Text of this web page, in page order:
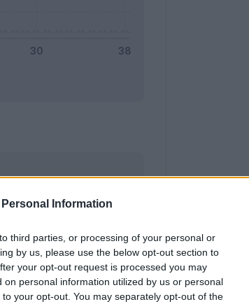
Information
third parties, or processing of your personal or
by us, please use the below opt-out section to
your opt-out request is processed you may
personal information utilized by us or personal
your opt-out. You may separately opt-out of the